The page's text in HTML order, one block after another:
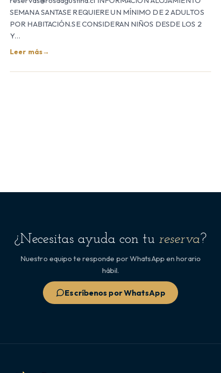
SEMANA SANTASE REQUIERE UN MÍNIMO DE 2 ADULTOS
POR HABITACIÓN.SE CONSIDERAN NIÑOS DESDE LOS 2
Y…
Leer más→
¿Necesitas ayuda con tu reserva?
Nuestro equipo te responde por WhatsApp en horario
hábil.
Escríbenos por WhatsApp